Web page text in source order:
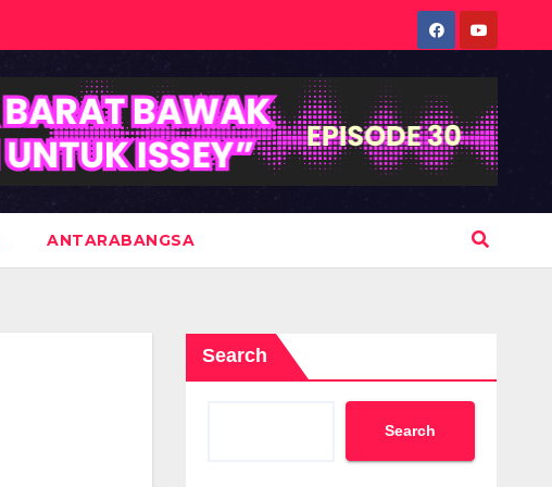
ANTARABANGSA
Search
Search